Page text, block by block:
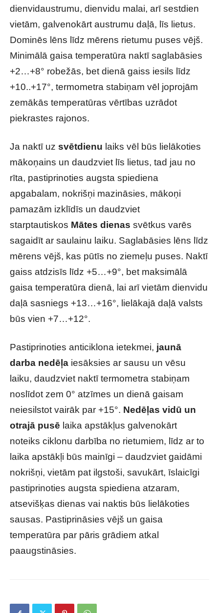
dienvidaustrumu, dienvidu malai, arī sestdien
vietām, galvenokārt austrumu daļā, līs lietus.
Dominēs lēns līdz mērens rietumu puses vējš.
Minimālā gaisa temperatūra naktī saglabāsies
+2…+8° robežās, bet dienā gaiss iesils līdz
+10..+17°, termometra stabiņam vēl joprojām
zemākās temperatūras vērtības uzrādot
piekrastes rajonos.
Ja naktī uz svētdienu laiks vēl būs lielākoties
mākoņains un daudzviet līs lietus, tad jau no
rīta, pastiprinoties augsta spiediena
apgabalam, nokrišņi mazināsies, mākoņi
pamazām izklīdīs un daudzviet
starptautiskos Mātes dienas svētkus varēs
sagaidīt ar saulainu laiku. Saglabāsies lēns līdz
mērens vējš, kas pūtīs no ziemeļu puses. Naktī
gaiss atdzisīs līdz +5…+9°, bet maksimālā
gaisa temperatūra dienā, lai arī vietām dienvidu
daļā sasniegs +13…+16°, lielākajā daļā valsts
būs vien +7…+12°.
Pastiprinoties anticiklona ietekmei, jaunā
darba nedēļa iesāksies ar sausu un vēsu
laiku, daudzviet naktī termometra stabiņam
noslīdot zem 0° atzīmes un dienā gaisam
neiesilstot vairāk par +15°. Nedēļas vidū un
otrajā pusē laika apstākļus galvenokārt
noteiks ciklonu darbība no rietumiem, līdz ar to
laika apstākļi būs mainīgi – daudzviet gaidāmi
nokrišņi, vietām pat ilgstoši, savukārt, īslaicīgi
pastiprinoties augsta spiediena atzaram,
atsevišķas dienas vai naktis būs lielākoties
sausas. Pastiprināsies vējš un gaisa
temperatūra par pāris grādiem atkal
paaugstināsies.